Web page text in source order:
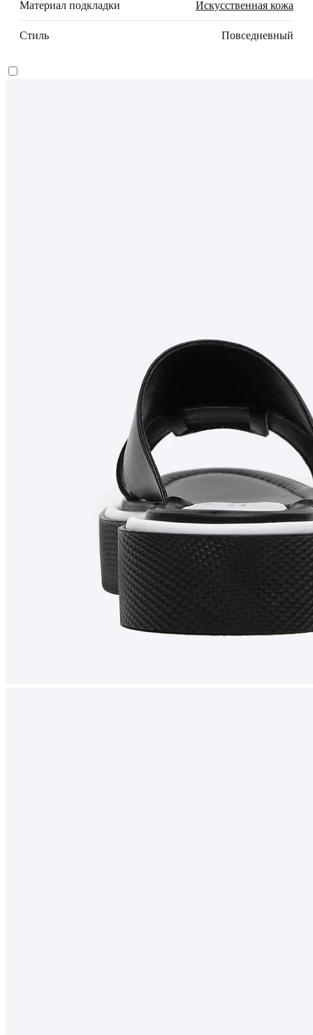
Материал подкладки Искусственная кожа
Стиль Повседневный